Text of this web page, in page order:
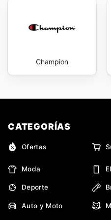
te motive y te impulse
savings every day.
Champion
CATEGORÍAS
Ofertas
Moda
Deporte
Auto y Moto